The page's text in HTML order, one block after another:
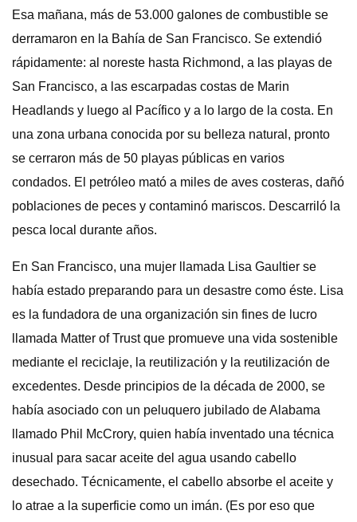
Esa mañana, más de 53.000 galones de combustible se
derramaron en la Bahía de San Francisco. Se extendió
rápidamente: al noreste hasta Richmond, a las playas de
San Francisco, a las escarpadas costas de Marin
Headlands y luego al Pacífico y a lo largo de la costa. En
una zona urbana conocida por su belleza natural, pronto
se cerraron más de 50 playas públicas en varios
condados. El petróleo mató a miles de aves costeras, dañó
poblaciones de peces y contaminó mariscos. Descarriló la
pesca local durante años.
En San Francisco, una mujer llamada Lisa Gaultier se
había estado preparando para un desastre como éste. Lisa
es la fundadora de una organización sin fines de lucro
llamada Matter of Trust que promueve una vida sostenible
mediante el reciclaje, la reutilización y la reutilización de
excedentes. Desde principios de la década de 2000, se
había asociado con un peluquero jubilado de Alabama
llamado Phil McCrory, quien había inventado una técnica
inusual para sacar aceite del agua usando cabello
desechado. Técnicamente, el cabello absorbe el aceite y
lo atrae a la superficie como un imán. (Es por eso que